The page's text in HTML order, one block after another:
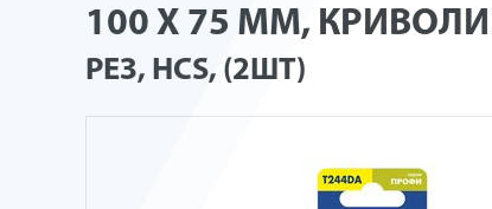
100 X 75 ММ,
РЕЗ, HCS, (2ШТ)